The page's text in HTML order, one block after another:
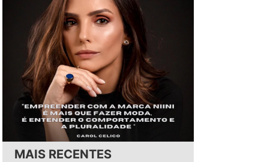
MAIS RECENTES